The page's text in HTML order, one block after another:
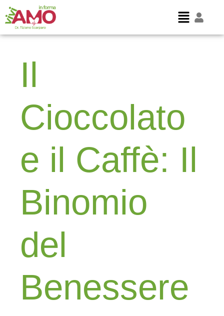
Il
Cioccolato
e il Caffè: Il
Binomio
del
Benessere